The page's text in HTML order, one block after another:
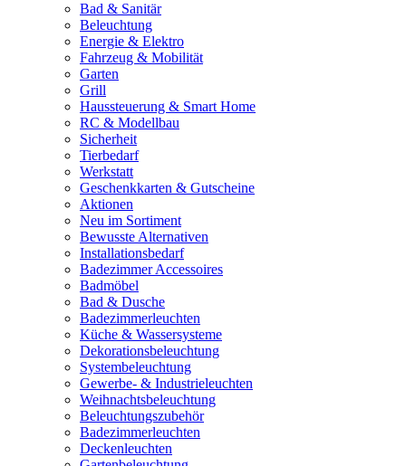
Bad & Sanitär
Beleuchtung
Energie & Elektro
Fahrzeug & Mobilität
Garten
Grill
Haussteuerung & Smart Home
RC & Modellbau
Sicherheit
Tierbedarf
Werkstatt
Geschenkkarten & Gutscheine
Aktionen
Neu im Sortiment
Bewusste Alternativen
Installationsbedarf
Badezimmer Accessoires
Badmöbel
Bad & Dusche
Badezimmerleuchten
Küche & Wassersysteme
Dekorationsbeleuchtung
Systembeleuchtung
Gewerbe- & Industrieleuchten
Weihnachtsbeleuchtung
Beleuchtungszubehör
Badezimmerleuchten
Deckenleuchten